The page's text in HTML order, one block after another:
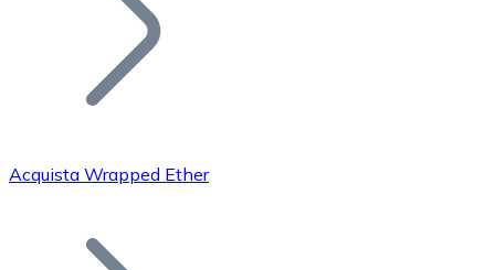
Bitcoin
Acquista Wrapped Ether